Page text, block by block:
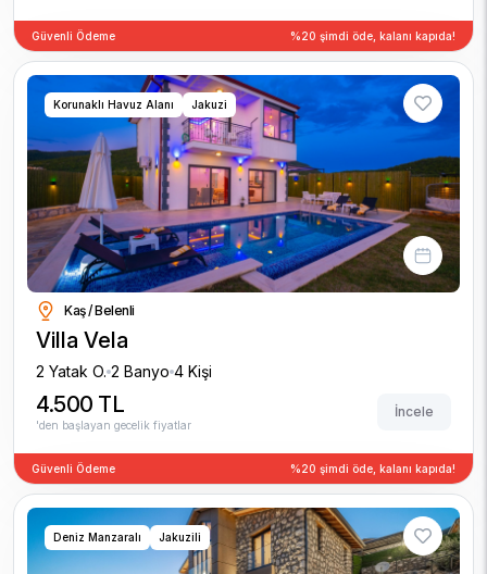
Güvenli Ödeme %20 şimdi öde, kalanı kapıda!
Korunaklı Havuz Alanı Jakuzi
Kaş / Belenli
Villa Vela
2 Yatak O. 2 Banyo 4 Kişi
4.500 TL
'den başlayan gecelik fiyatlar
İncele
Güvenli Ödeme %20 şimdi öde, kalanı kapıda!
Deniz Manzaralı Jakuzili